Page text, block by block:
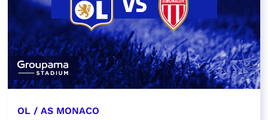
OL / AS MONACO